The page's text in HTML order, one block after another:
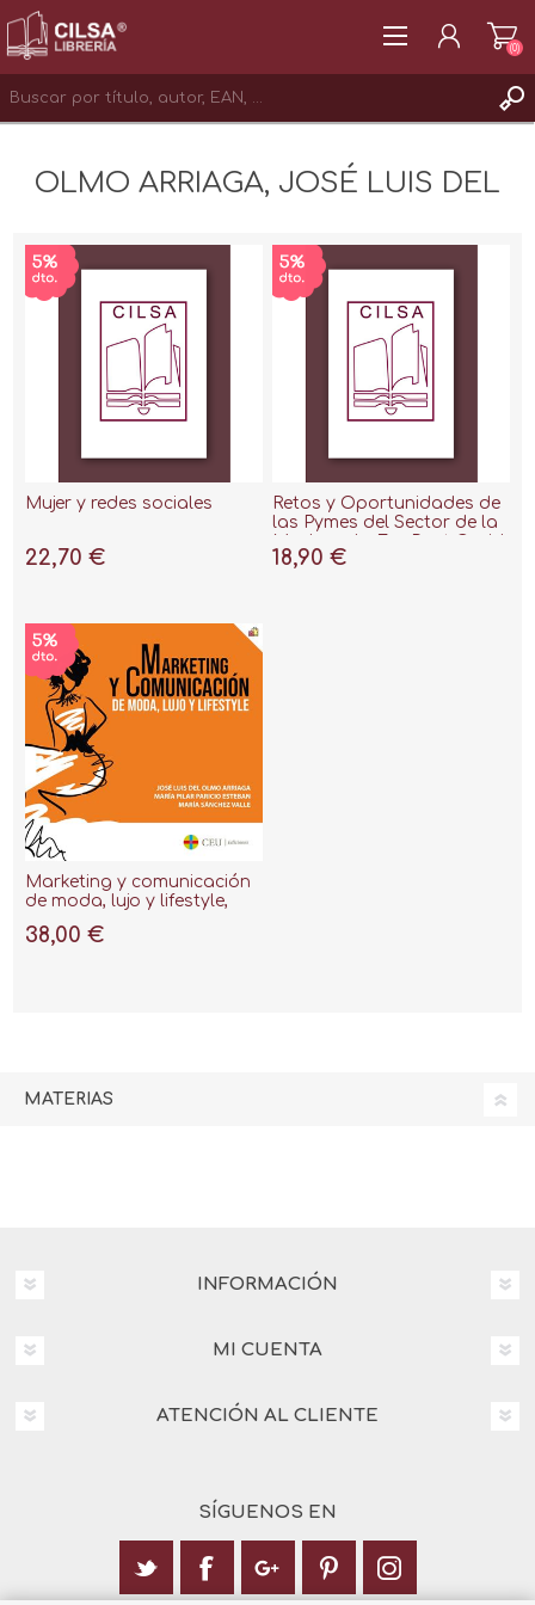
INICIAR SESIÓN
(0)
OLMO ARRIAGA, JOSÉ LUIS DEL
Mujer y redes sociales
22,70 €
Retos y Oportunidades de
las Pymes del Sector de la
18,90 €
Marketing y comunicación
de moda, lujo y lifestyle,
38,00 €
MATERIAS
INFORMACIÓN
MI CUENTA
ATENCIÓN AL CLIENTE
SÍGUENOS EN